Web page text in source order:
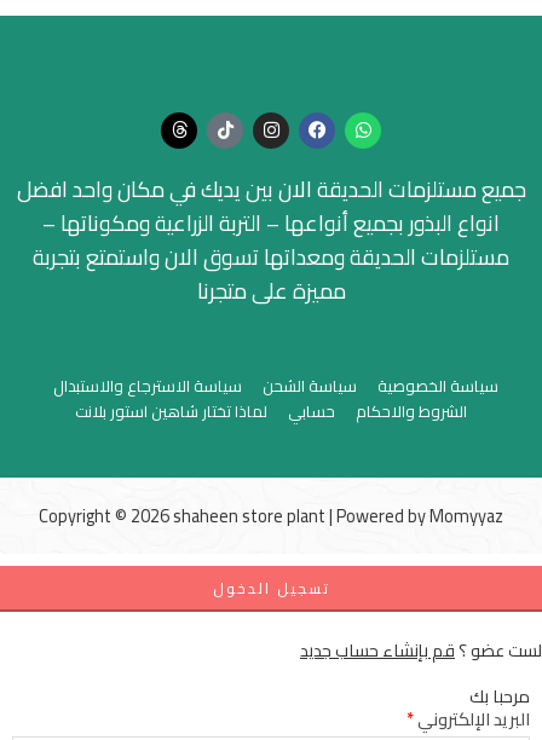
جميع مستلزمات الحديقة الان بين يديك في مكان واحد افضل
انواع البذور بجميع أنواعها – التربة الزراعية ومكوناتها –
مستلزمات الحديقة ومعداتها تسوق الان واستمتع بتجربة
مميزة على متجرنا
سياسة الخصوصية سياسة الشحن
سياسة الاسترجاع والاستبدال
الشروط والاحكام
حسابي لماذا تختار شاهين استور بلانت
Copyright © 2026 shaheen store plant | Powered byMomyyaz
تسجيل الدخول
لست عضو ؟قم بإنشاء حساب جديد
مرحبا بك
البريد الإلكتروني*